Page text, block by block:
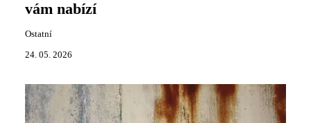
vám nabízí
Ostatní
24. 05. 2026